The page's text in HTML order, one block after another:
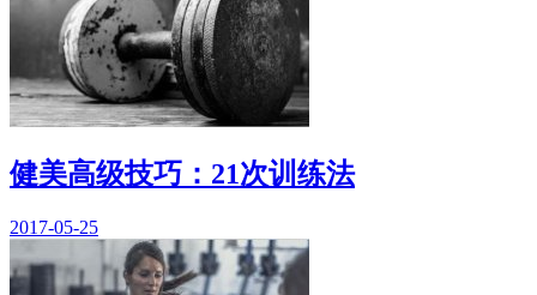
健美高级技巧：21次训练法
2017-05-25